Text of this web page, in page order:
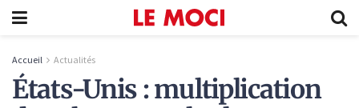
Accueil Actualités
États-Unis : multiplication